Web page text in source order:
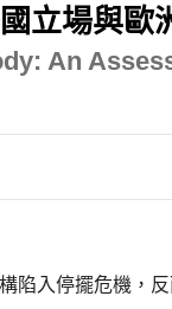
立場與歐
An
陷入停擺危機，